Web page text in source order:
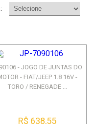
- JOGO DE JUNTAS DO
- FIAT/JEEP 1.8 16V -
TORO / RENEGADE ...
R$ 638,55